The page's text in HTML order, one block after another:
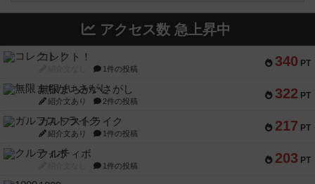
アクセス数 急上昇中
340 PT
コレクト！
1件の投稿
322 PT
無限まちがいさがし
紹介文あり 2件の投稿
217 PT
ガルフストライク
紹介文あり 1件の投稿
203 PT
クルティボ
1件の投稿